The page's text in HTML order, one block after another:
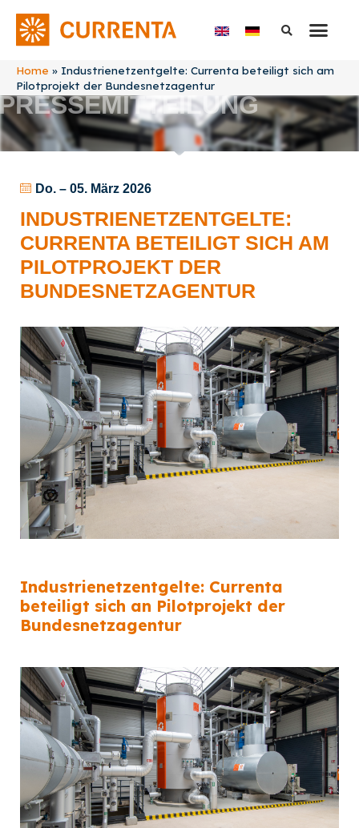
Home » Industrienetzentgelte: Currenta beteiligt sich am
Pilotprojekt der Bundesnetzagentur
Do. – 05. März 2026
INDUSTRIENETZENTGELTE:
CURRENTA BETEILIGT SICH AM
PILOTPROJEKT DER
BUNDESNETZAGENTUR
Industrienetzentgelte: Currenta
beteiligt sich an Pilotprojekt der
Bundesnetzagentur